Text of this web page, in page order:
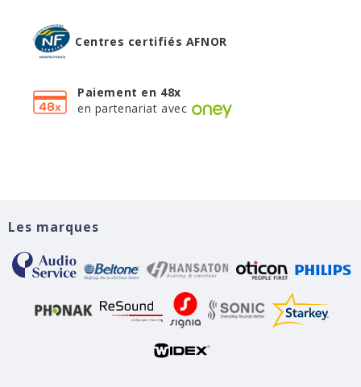
Centres certifiés AFNOR
Paiement en 48x
en partenariat avec
Les marques